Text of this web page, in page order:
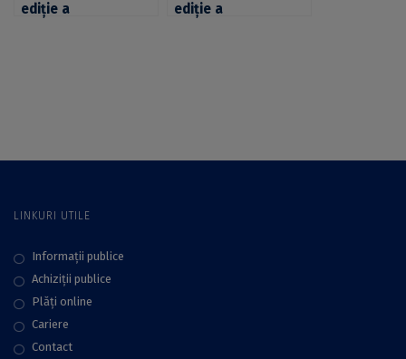
ediție a
ediţie a
LINKURI UTILE
Informații publice
Achiziții publice
Plăţi online
Cariere
Contact